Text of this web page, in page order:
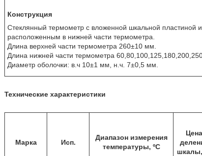
Конструкция
Стеклянный термометр с вложенной шкальной
расположенным в нижней части термометра.
Длина верхней части термометра 260±10 мм.
Длина нижней части термометра
Диаметр оболочки: в.ч 10±1 мм, н.ч. 7±0,5 мм.
Технические характеристики
Марка Исп.
Диапазон измерения
температуры, ºC
Цена
шкалы,